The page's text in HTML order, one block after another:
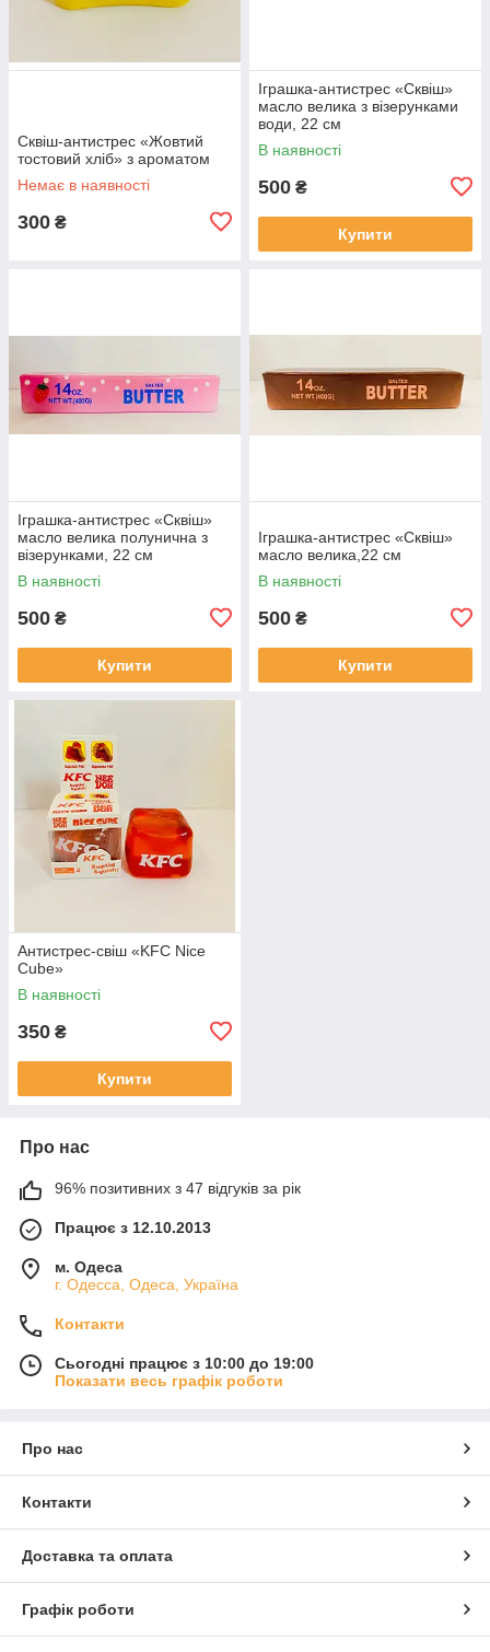
Сквіш-антистрес «Жовтий
тостовий хліб» з ароматом
Немає в наявності
300 ₴
Іграшка-антистрес «Сквіш»
масло велика з візерунками
води, 22 см
В наявності
500 ₴
Купити
Іграшка-антистрес «Сквіш»
масло велика полунична з
візерунками, 22 см
В наявності
500 ₴
Купити
Іграшка-антистрес «Сквіш»
масло велика,22 см
В наявності
500 ₴
Купити
Антистрес-свіш «KFC Nice
Cube»
В наявності
350 ₴
Купити
Про нас
96% позитивних з 47 відгуків за рік
Працює з 12.10.2013
м. Одеса
г. Одесса, Одеса, Україна
Контакти
Сьогодні працює з 10:00 до 19:00
Показати весь графік роботи
Про нас
Контакти
Доставка та оплата
Графік роботи